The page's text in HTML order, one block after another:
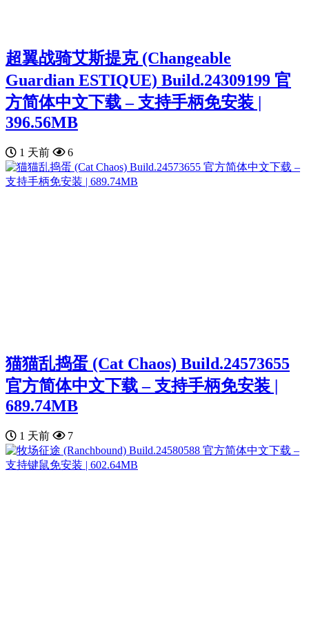
超翼战骑艾斯提克 (Changeable
Guardian ESTIQUE) Build.24309199 官
方简体中文下载 – 支持手柄免安装 |
396.56MB
1 天前 6
猫猫乱捣蛋 (Cat Chaos) Build.24573655
官方简体中文下载 – 支持手柄免安装 |
689.74MB
1 天前 7